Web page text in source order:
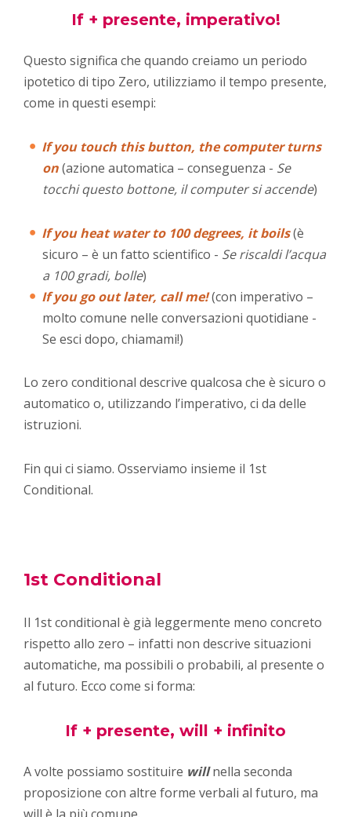
If + presente, imperativo!
Questo significa che quando creiamo un periodo
ipotetico di tipo Zero, utilizziamo il tempo presente,
come in questi esempi:
If you touch this button, the computer turns
on(azione automatica – conseguenza - Se
tocchi questo bottone, il computer si accende)
If you heat water to 100 degrees, it boils(è
sicuro – è un fatto scientifico - Se riscaldi l’acqua
a 100 gradi, bolle)
If you go out later, call me!(con imperativo –
molto comune nelle conversazioni quotidiane -
Se esci dopo, chiamami!)
Lo zero conditional descrive qualcosa che è sicuro o
automatico o, utilizzando l’imperativo, ci da delle
istruzioni.
Fin qui ci siamo. Osserviamo insieme il 1st
Conditional.
1st Conditional
Il 1st conditional è già leggermente meno concreto
rispetto allo zero – infatti non descrive situazioni
automatiche, ma possibili o probabili, al presente o
al futuro. Ecco come si forma:
If + presente, will + infinito
A volte possiamo sostituire willnella seconda
proposizione con altre forme verbali al futuro, ma